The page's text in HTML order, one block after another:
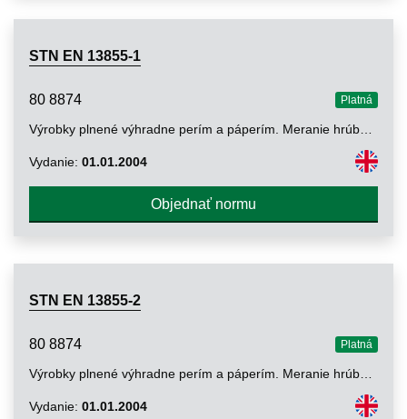
STN EN 13855-1
80 8874 Platná
Vydanie: 01.01.2004
Objednať normu
STN EN 13855-2
80 8874 Platná
Vydanie: 01.01.2004